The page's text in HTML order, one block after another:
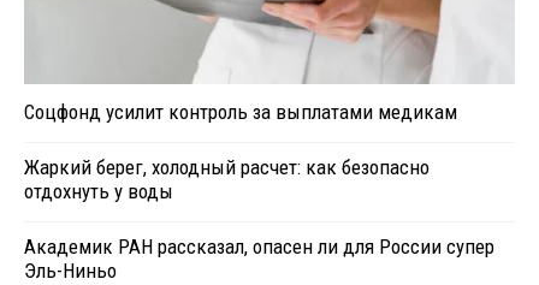
Соцфонд усилит контроль за выплатами медикам
Жаркий берег, холодный расчет: как безопасно
отдохнуть у воды
Академик РАН рассказал, опасен ли для России супер
Эль-Ниньо